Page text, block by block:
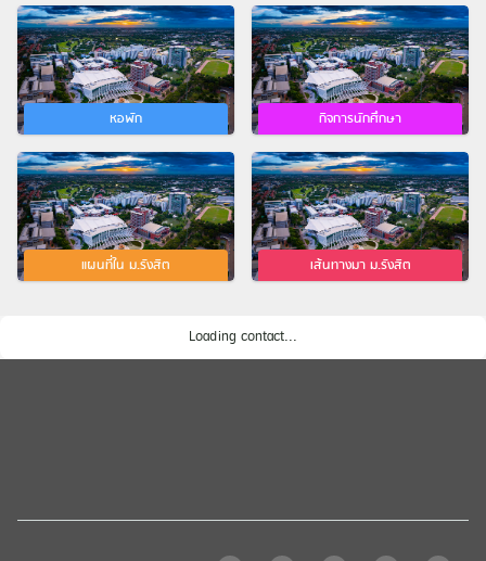
หอพัก กิจการนักศึกษา
แผนที่ใน ม.รังสิต เส้นทางมา ม.รังสิต
Loading contact...